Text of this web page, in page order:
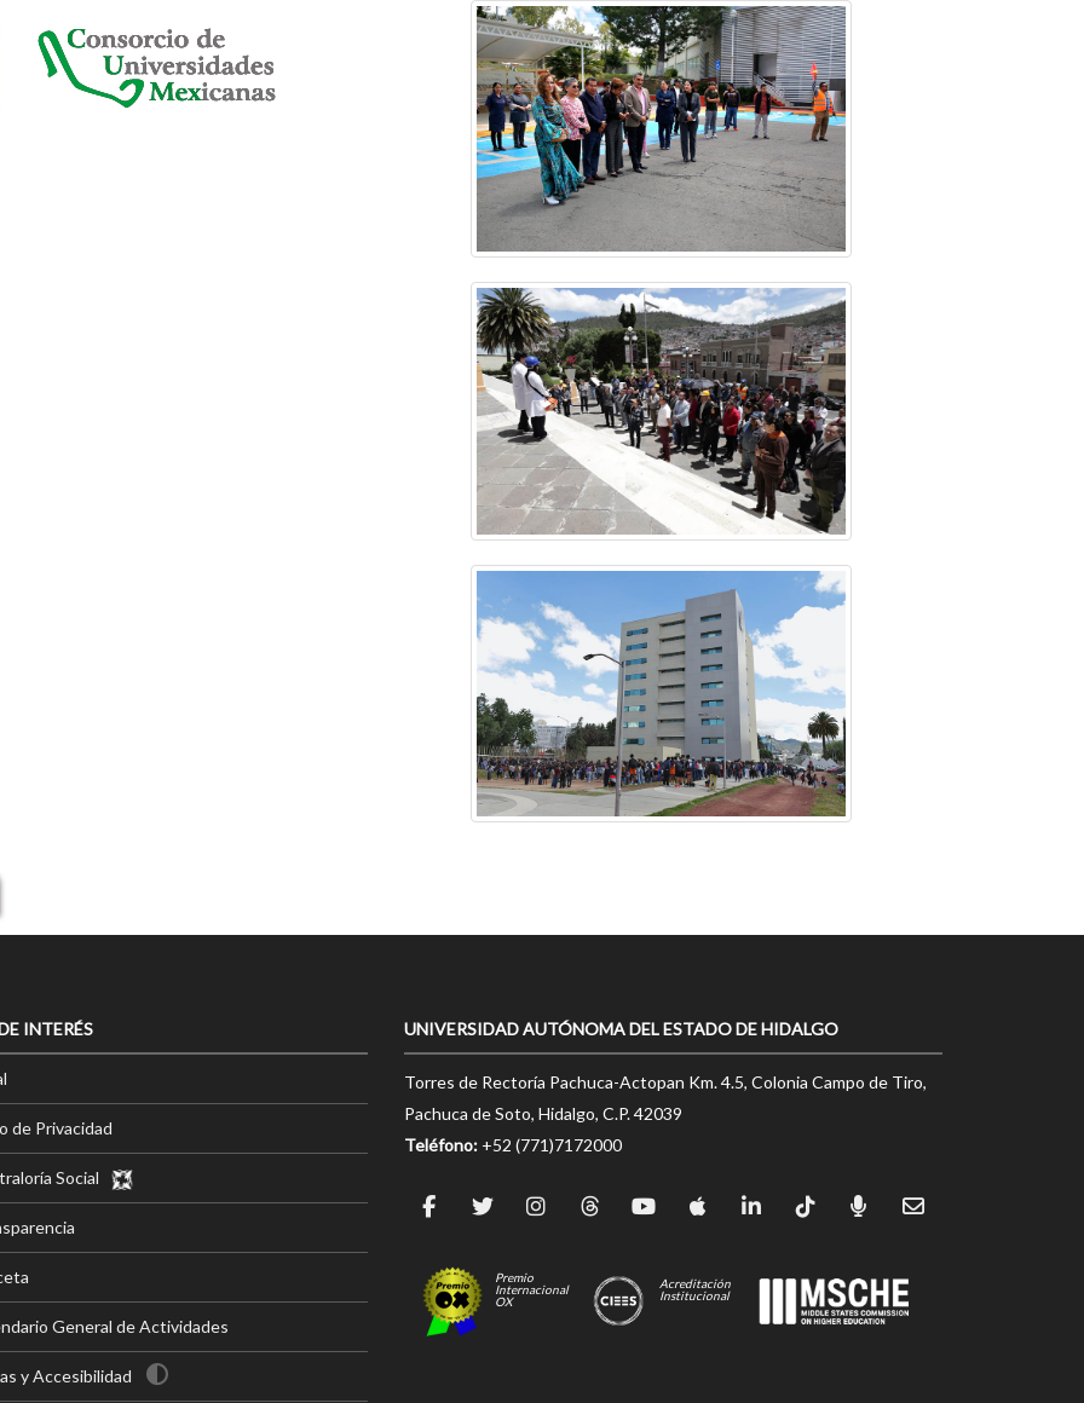
INTERÉS
de Privacidad
Social
General de Actividades
y Accesibilidad
UNIVERSIDAD AUTÓNOMA DEL ESTADO DE HIDALGO
Torres de Rectoría Pachuca-Actopan Km. 4.5, Colonia Campo de Tiro,
Pachuca de Soto, Hidalgo, C.P. 42039
Teléfono: +52 (771)7172000
Premio
Internacional
OX
Acreditación
Institucional